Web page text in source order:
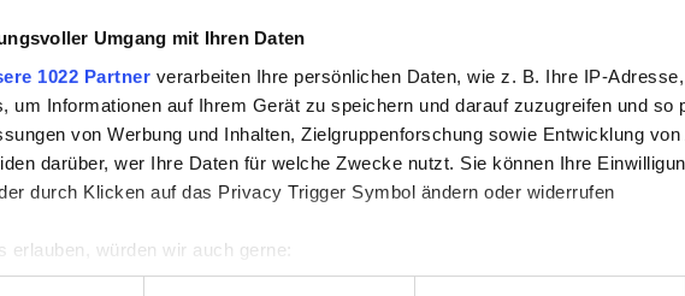
Umgang mit Ihren Daten
1022 Partner verarbeiten Ihre persönlichen Daten, wie z. B. Ihre IP-
um Informationen auf Ihrem Gerät zu speichern und darauf zuzugreifen und so
von Werbung und Inhalten, Zielgruppenforschung sowie Entwicklung
darüber, wer Ihre Daten für welche Zwecke nutzt. Sie können Ihre
durch Klicken auf das Privacy Trigger Symbol ändern oder widerrufen
erlauben, würden wir auch gerne:
über Ihre geografische Lage erfassen, welche bis auf einige Meter
Durchsuchen
DXDiag-Bericht hochladen
Um einen solchen Bericht zu erstellen, drücke die Windows-
sich öffnenden Fenster auf "Alle Informationen speichern ..."
Durchsuchen